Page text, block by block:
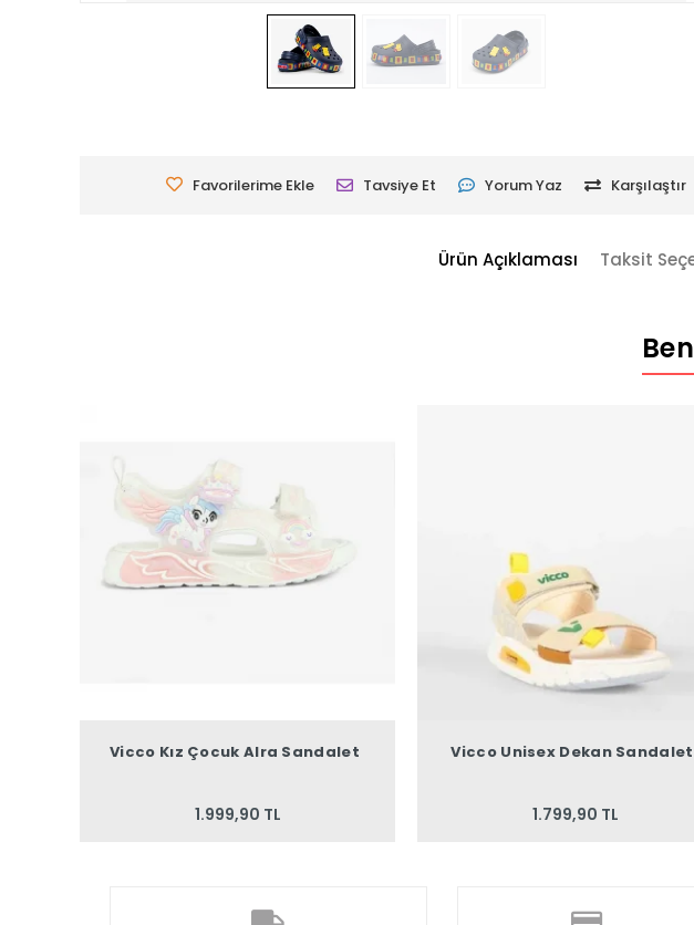
Favorilerime Ekle Tavsiye Et Yorum Yaz Karşılaştır
Ürün Açıklaması Taksit
Vicco Kız Çocuk Alra Sandalet
1.999,90 TL
Vicco Unisex Dekan Sandalet
1.799,90 TL